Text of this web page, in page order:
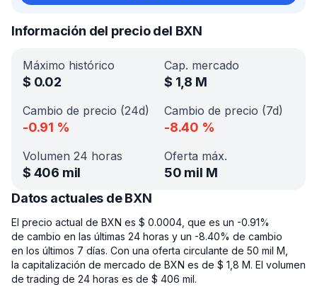
Información del precio del BXN
Máximo histórico
$ 0.02
Cap. mercado
$ 1,8 M
Cambio de precio (24d)
-0.91 %
Cambio de precio (7d)
-8.40 %
Volumen 24 horas
$ 406 mil
Oferta máx.
50 mil M
Datos actuales de BXN
El precio actual de BXN es $ 0.0004, que es un -0.91%
de cambio en las últimas 24 horas y un -8.40% de cambio
en los últimos 7 días. Con una oferta circulante de 50 mil M,
la capitalización de mercado de BXN es de $ 1,8 M. El volumen
de trading de 24 horas es de $ 406 mil.